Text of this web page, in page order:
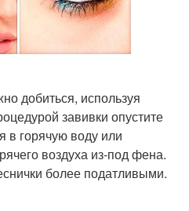
добиться, используя
завивки опустите
в горячую воду или
воздуха из-под фена.
более податливыми.